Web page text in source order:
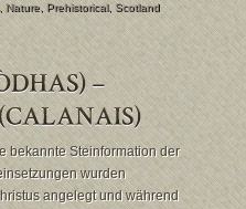
,Nature,Prehistorical,Scotland
bekannte Steinformation der
wurden
angelegt und während